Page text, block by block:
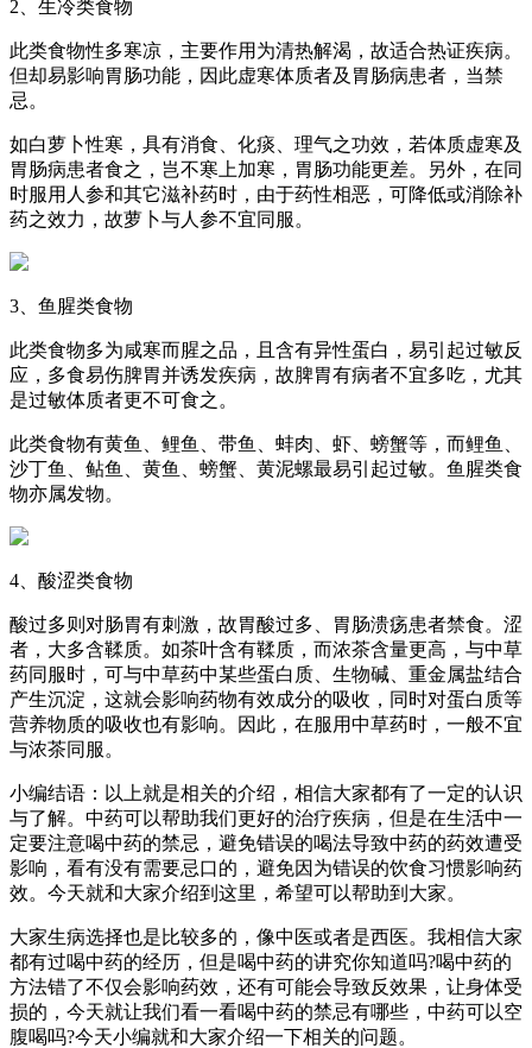
2、生冷类食物
此类食物性多寒凉，主要作用为清热解渴，故适合热证疾病。
但却易影响胃肠功能，因此虚寒体质者及胃肠病患者，当禁
忌。
如白萝卜性寒，具有消食、化痰、理气之功效，若体质虚寒及
胃肠病患者食之，岂不寒上加寒，胃肠功能更差。另外，在同
时服用人参和其它滋补药时，由于药性相恶，可降低或消除补
药之效力，故萝卜与人参不宜同服。
3、鱼腥类食物
此类食物多为咸寒而腥之品，且含有异性蛋白，易引起过敏反
应，多食易伤脾胃并诱发疾病，故脾胃有病者不宜多吃，尤其
是过敏体质者更不可食之。
此类食物有黄鱼、鲤鱼、带鱼、蚌肉、虾、螃蟹等，而鲤鱼、
沙丁鱼、鲇鱼、黄鱼、螃蟹、黄泥螺最易引起过敏。鱼腥类食
物亦属发物。
4、酸涩类食物
酸过多则对肠胃有刺激，故胃酸过多、胃肠溃疡患者禁食。涩
者，大多含鞣质。如茶叶含有鞣质，而浓茶含量更高，与中草
药同服时，可与中草药中某些蛋白质、生物碱、重金属盐结合
产生沉淀，这就会影响药物有效成分的吸收，同时对蛋白质等
营养物质的吸收也有影响。因此，在服用中草药时，一般不宜
与浓茶同服。
小编结语：以上就是相关的介绍，相信大家都有了一定的认识
与了解。中药可以帮助我们更好的治疗疾病，但是在生活中一
定要注意喝中药的禁忌，避免错误的喝法导致中药的药效遭受
影响，看有没有需要忌口的，避免因为错误的饮食习惯影响药
效。今天就和大家介绍到这里，希望可以帮助到大家。
大家生病选择也是比较多的，像中医或者是西医。我相信大家
都有过喝中药的经历，但是喝中药的讲究你知道吗?喝中药的
方法错了不仅会影响药效，还有可能会导致反效果，让身体受
损的，今天就让我们看一看喝中药的禁忌有哪些，中药可以空
腹喝吗?今天小编就和大家介绍一下相关的问题。